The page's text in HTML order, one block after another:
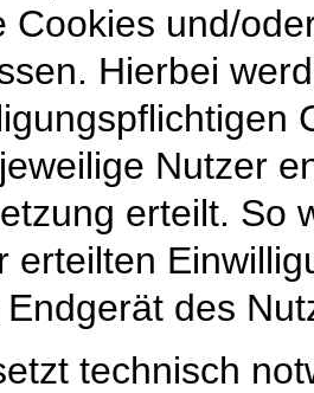
Cookies und/
Hierbei
Nutzer
erteilt. So
erteilten
des
technisch